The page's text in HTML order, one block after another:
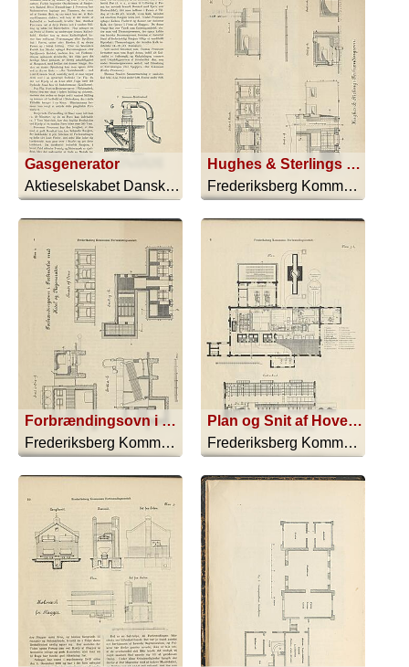
Gasgenerator
Aktieselskabet Dansk Staalvarefabrik - 1917
Hughes & Sterlings Forbrændingsovn
Frederiksberg Kommunes Forbrændingsan... - 1600
Forbrændingsovn i forbindelse med Kedel og Regenerator
Frederiksberg Kommunes Forbrændingsan... - 1600
Plan og Snit af Hovedbygning
Frederiksberg Kommunes Forbrændingsan... - 1600